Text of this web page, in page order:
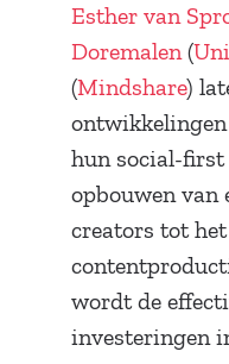
Esther van
Doremalen(
(Mindshare)
hun social-
opbouwen van
creators tot
wordt de
investeringen